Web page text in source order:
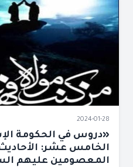
2024-01-28
«دروس في الحكومة
الخامس عشر: الأحاديث
المعصومين عليهم